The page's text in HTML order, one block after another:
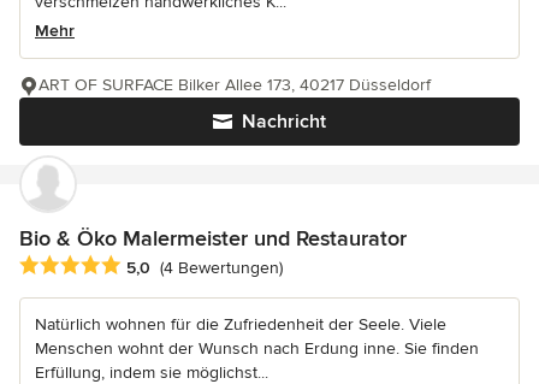
Mehr
Nachricht
ART OF SURFACE Bilker Allee 173, 40217 Düsseldorf
Bio & Öko Malermeister und Restaurator
Durchschnittliche Bewertung: 5 von 5 Sternen
5,0 (4 Bewertungen)
Natürlich wohnen für die Zufriedenheit der Seele. Viele
Menschen wohnt der Wunsch nach Erdung inne. Sie finden
Erfüllung, indem sie möglichst...